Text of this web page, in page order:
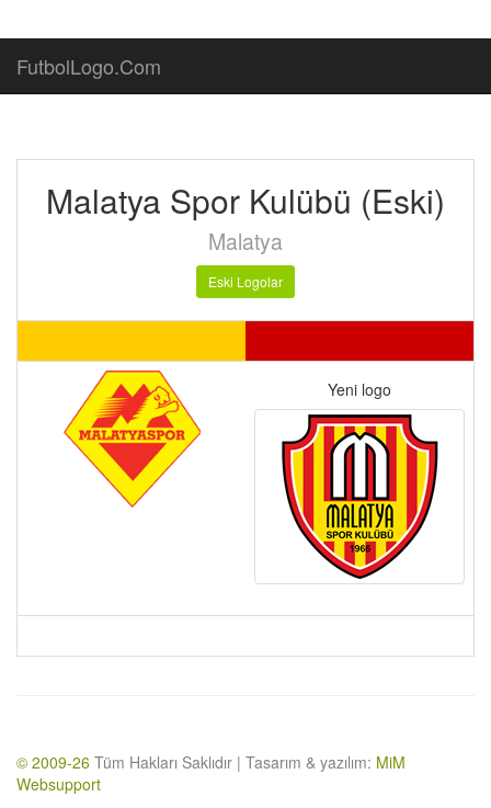
FutbolLogo.Com
Malatya Spor Kulübü (Eski)
Malatya
Eski Logolar
Yeni logo
© 2009-26 Tüm Hakları Saklıdır | Tasarım & yazılım: MiM
Websupport